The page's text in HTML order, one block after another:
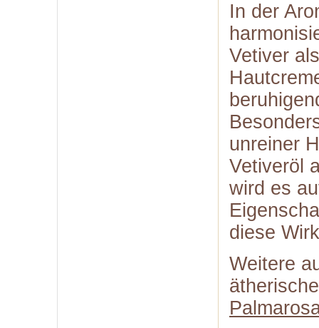
In der
Vetiver
unreiner
Vetiveröl
wird es
diese
Weitere